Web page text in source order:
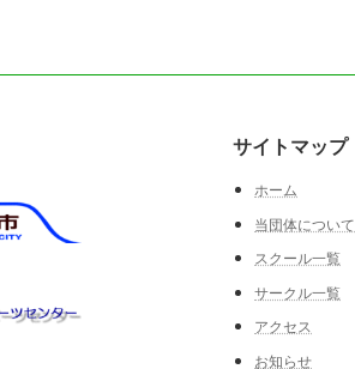
サイトマップ
ホーム
当団体について
スクール一覧
サークル一覧
アクセス
お知らせ